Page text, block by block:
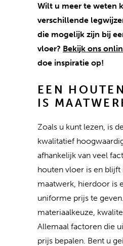
Wilt u meer te weten
verschillende
die mogelijk zijn bij
vloer? Bekijk ons
doe inspiratie op!
EEN
IS
Zoals u kunt lezen, is
kwalitatief
afhankelijk van veel
houten vloer is en
maatwerk, hierdoor is
uniforme prijs te
materiaalkeuze,
Allemaal factoren die
prijs bepalen. Bent u